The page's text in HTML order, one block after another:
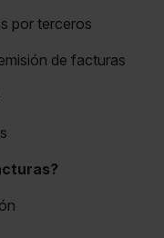
terceros
de facturas